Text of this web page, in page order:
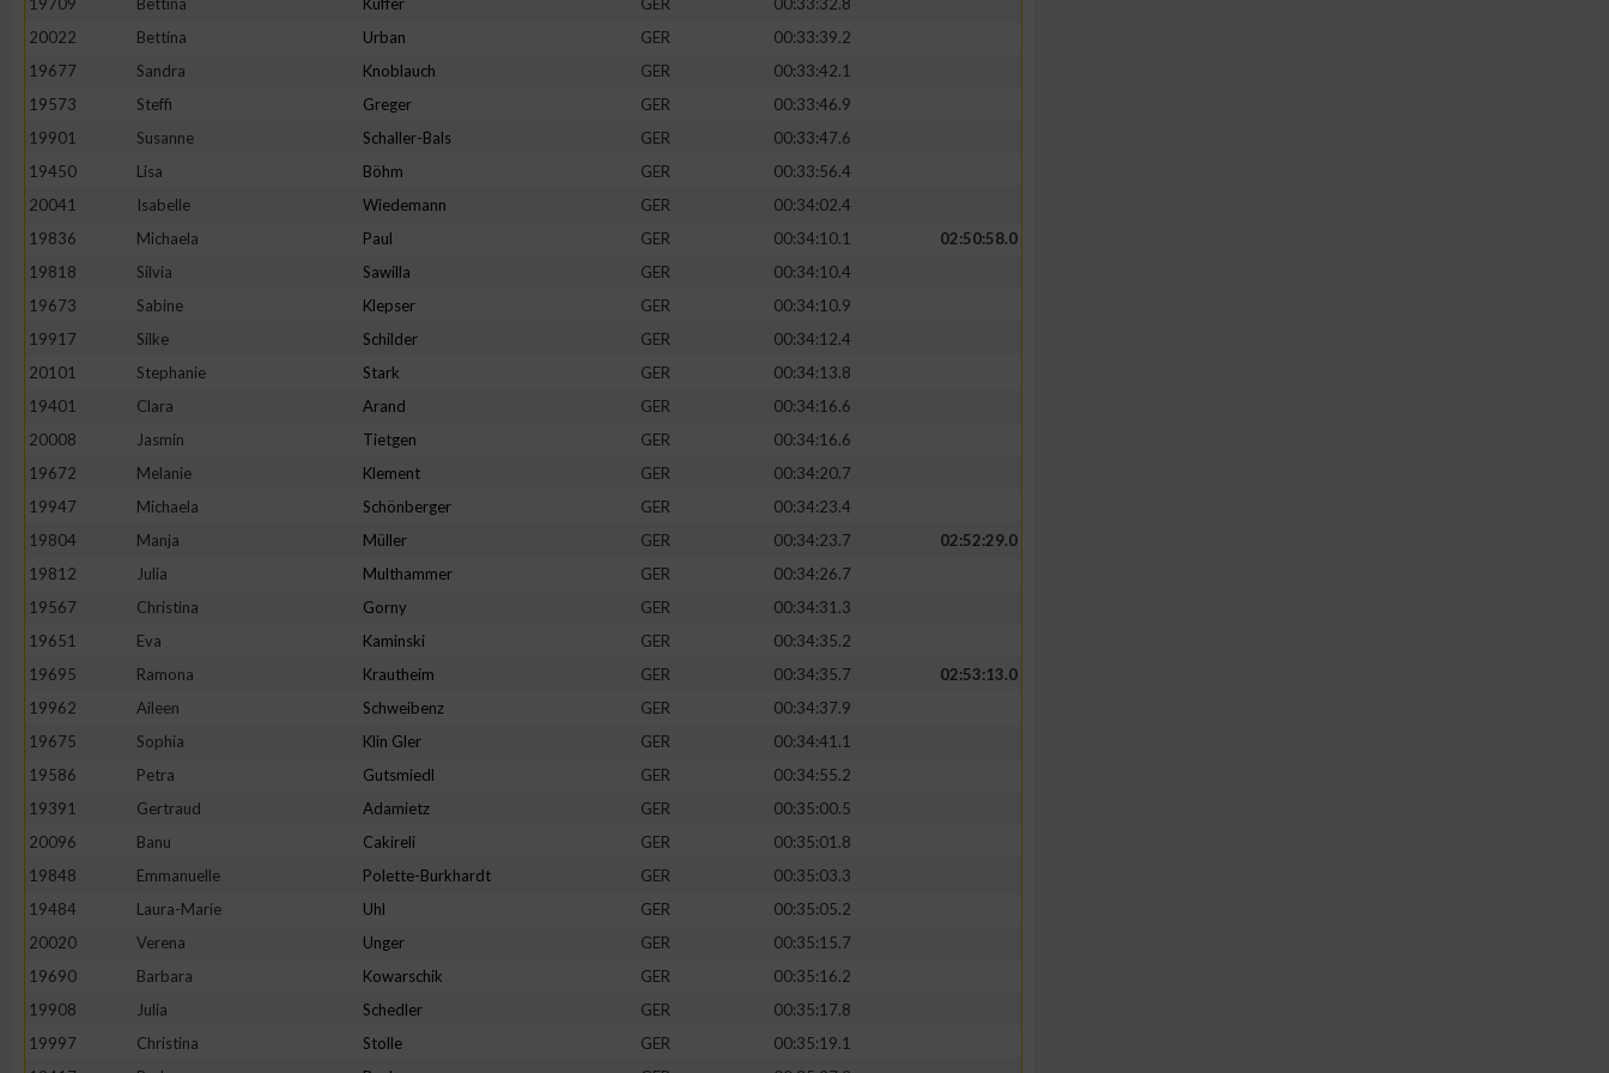
20022
Bettina Urban GER
00:33:39.2
19677
Sandra Knoblauch GER
00:33:42.1
19573
Steffi Greger GER
00:33:46.9
19901
Susanne Schaller-Bals GER
00:33:47.6
19450
Lisa Böhm GER
00:33:56.4
20041
Isabelle Wiedemann GER
00:34:02.4
19836
Michaela Paul GER 00:34:10.1
02:50:58.0
19818
Silvia Sawilla GER
00:34:10.4
19673
Sabine Klepser GER
00:34:10.9
19917
Silke Schilder GER
00:34:12.4
20101
Stephanie Stark GER
00:34:13.8
19401
Clara Arand GER
00:34:16.6
20008
Jasmin Tietgen GER
00:34:16.6
19672
Melanie Klement GER
00:34:20.7
19947
Michaela Schönberger GER
00:34:23.4
19804
Manja Müller GER 00:34:23.7
02:52:29.0
19812
Julia Multhammer GER
00:34:26.7
19567
Christina Gorny GER
00:34:31.3
19651
Eva Kaminski GER
00:34:35.2
19695
Ramona Krautheim GER 00:34:35.7
02:53:13.0
19962
Aileen Schweibenz GER
00:34:37.9
19675
Sophia Klin Gler GER
00:34:41.1
19586
Petra Gutsmiedl GER
00:34:55.2
19391
Gertraud Adamietz GER
00:35:00.5
20096
Banu Cakireli GER
00:35:01.8
19848
Emmanuelle Polette-Burkhardt GER
00:35:03.3
19484
Laura-Marie Uhl GER
00:35:05.2
20020
Verena Unger GER
00:35:15.7
19690
Barbara Kowarschik GER
00:35:16.2
19908
Julia Schedler GER
00:35:17.8
19997
Christina Stolle GER
00:35:19.1
Erstellung von Profilen zur Personalisierung von Inhalten
Messung der Werbeleistung
Messung der Performance von Inhalten
Analyse von Zielgruppen durch Statistiken oder Kombinationen von Daten aus
Entwicklung und Verbesserung der Angebote
IAB-Besonderheiten:
Geräte anhand von aktiv angeforderten Informationen identifizieren
Nicht-IAB-Verarbeitungszwecke:
Notwendig
Performance
Funktional